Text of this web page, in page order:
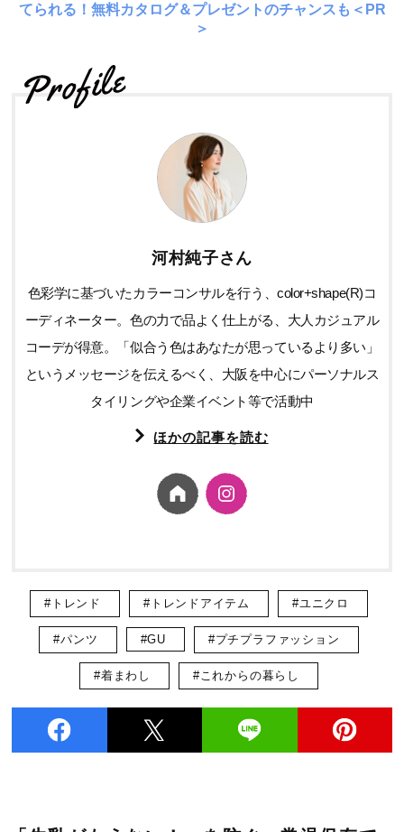
てられる！無料カタログ＆プレゼントのチャンスも＜PR
＞
河村純子さん
色彩学に基づいたカラーコンサルを行う、color+shape(R)コ
ーディネーター。色の力で品よく仕上がる、大人カジュアル
コーデが得意。「似合う色はあなたが思っているより多い」
というメッセージを伝えるべく、大阪を中心にパーソナルス
タイリングや企業イベント等で活動中
ほかの記事を読む
#トレンド #トレンドアイテム #ユニクロ
#パンツ #GU #プチプラファッション
#着まわし #これからの暮らし